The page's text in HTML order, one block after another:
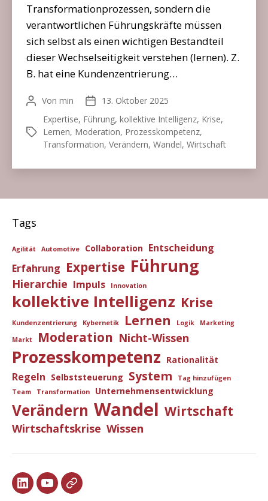
Transformationprozessen, sondern die
verantwortlichen Führungskräfte müssen
sich selbst als einen wichtigen Bestandteil
dieser Wechselseitigkeit verstehen (lernen). Z.
B. hat eine Kundenzentrierung…
Beitragsautor
Von min Veröffentlichungsdatum
13. Oktober 2025
Schlagwörter
Expertise, Führung, kollektive Intelligenz, Krise,
Lernen, Moderation, Prozesskompetenz,
Transformation, Verändern, Wandel, Wirtschaft
Tags
Agilität Automotive Collaboration Entscheidung
Erfahrung Expertise Führung
Hierarchie Impuls Innovation
kollektive Intelligenz Krise
Kundenzentrierung Kybernetik Lernen Logik
Marketing
Markt
Moderation Nicht-Wissen
Prozesskompetenz Rationalität
Regeln Selbststeuerung System
Tag hinzufügen
Team
Transformation Unternehmensentwicklung
Verändern Wandel Wirtschaft
Wirtschaftskrise Wissen
TB
TByt TB